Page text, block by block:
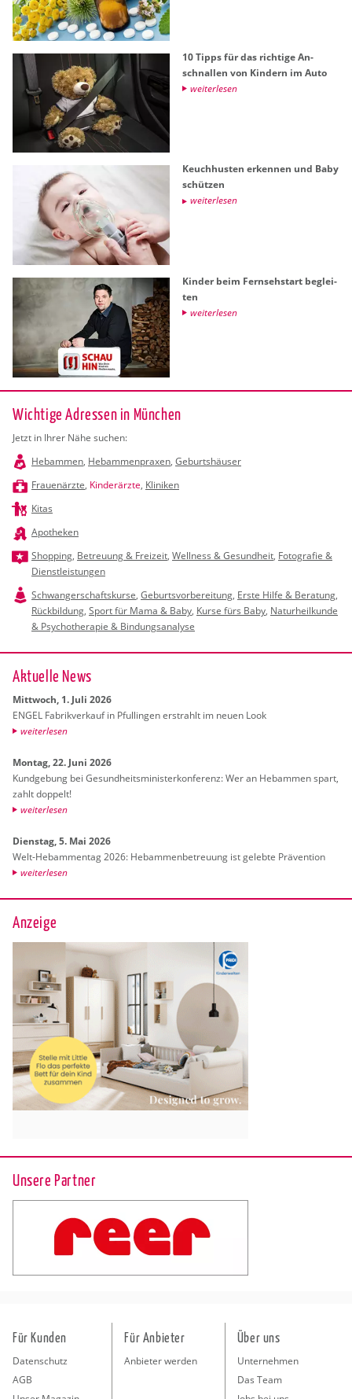
10 Tipps für das rich­ti­ge An­
schnal­len von Kin­dern im Auto
wei­ter­le­sen
Keuch­hus­ten er­ken­nen und Baby
schüt­zen
wei­ter­le­sen
Kin­der beim Fern­seh­start be­glei­
ten
wei­ter­le­sen
Wichtige Adressen in München
Jetzt in Ihrer Nähe suchen:
Hebammen, Hebammenpraxen, Geburtshäuser
Frauenärzte, Kinderärzte, Kliniken
Kitas
Apotheken
Shopping, Betreuung & Freizeit, Wellness & Gesundheit, Fotografie &
Dienstleistungen
Schwangerschaftskurse, Geburtsvorbereitung, Erste Hilfe & Beratung,
Rückbildung, Sport für Mama & Baby, Kurse fürs Baby, Naturheilkunde
& Psychotherapie & Bindungsanalyse
Ak­tu­el­le News
Mitt­woch, 1. Juli 2026
ENGEL Fa­brik­ver­kauf in Pful­lin­gen er­strahlt im neuen Look
wei­ter­le­sen
Mon­tag, 22. Juni 2026
Kund­ge­bung bei Ge­sund­heits­mi­nis­ter­kon­fe­renz: Wer an Heb­am­men spart,
zahlt dop­pelt!
wei­ter­le­sen
Diens­tag, 5. Mai 2026
Welt-Heb­am­men­tag 2026: Heb­am­men­be­treu­ung ist ge­leb­te Prä­ven­ti­on
wei­ter­le­sen
Anzeige
Unsere Partner
Für Kunden
Datenschutz
AGB
Für Anbieter
Anbieter werden
Über uns
Unternehmen
Das Team